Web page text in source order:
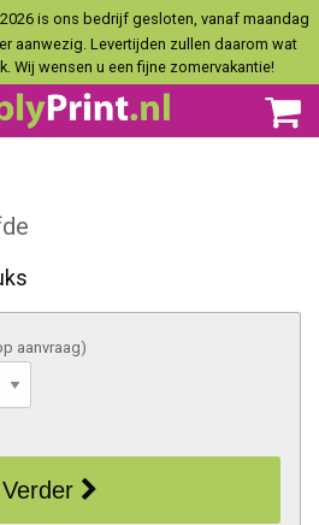
is ons bedrijf gesloten, vanaf maandag
aanwezig. Levertijden zullen daarom wat
Wij wensen u een fijne zomervakantie!
aanvraag)
Verder